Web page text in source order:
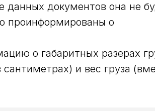
данных документов она не
проинформированы о
о габаритных разерах
и вес груза